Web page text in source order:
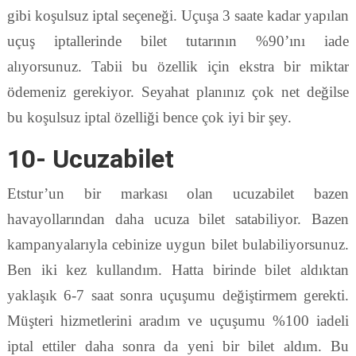
gibi koşulsuz iptal seçeneği. Uçuşa 3 saate kadar yapılan
uçuş iptallerinde bilet tutarının %90’ını iade
alıyorsunuz. Tabii bu özellik için ekstra bir miktar
ödemeniz gerekiyor. Seyahat planınız çok net değilse
bu koşulsuz iptal özelliği bence çok iyi bir şey.
10- Ucuzabilet
Etstur’un bir markası olan ucuzabilet bazen
havayollarından daha ucuza bilet satabiliyor. Bazen
kampanyalarıyla cebinize uygun bilet bulabiliyorsunuz.
Ben iki kez kullandım. Hatta birinde bilet aldıktan
yaklaşık 6-7 saat sonra uçuşumu değiştirmem gerekti.
Müşteri hizmetlerini aradım ve uçuşumu %100 iadeli
iptal ettiler daha sonra da yeni bir bilet aldım. Bu